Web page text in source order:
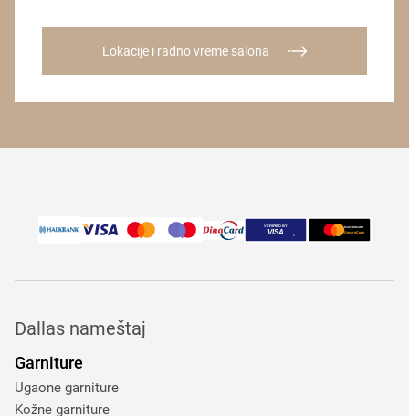
Lokacije i radno vreme salona
Dallas nameštaj
Garniture
Ugaone garniture
Kožne garniture